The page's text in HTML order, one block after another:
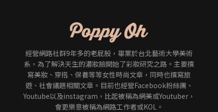
經營網路社群9年多的老屁股，畢業於台北藝術大學美術
系，為了解決天生的濃妝臉開始了彩妝研究之路。主要撰
寫美妝、穿搭、保養等等女性時尚文章，同時也撰寫旅
遊、社會議題相關文章。目前也經營Facebook粉絲團、
Youtube以及instagram，比起被稱為網美或Youtuber，
會更樂意被稱為網路工作者或KOL。